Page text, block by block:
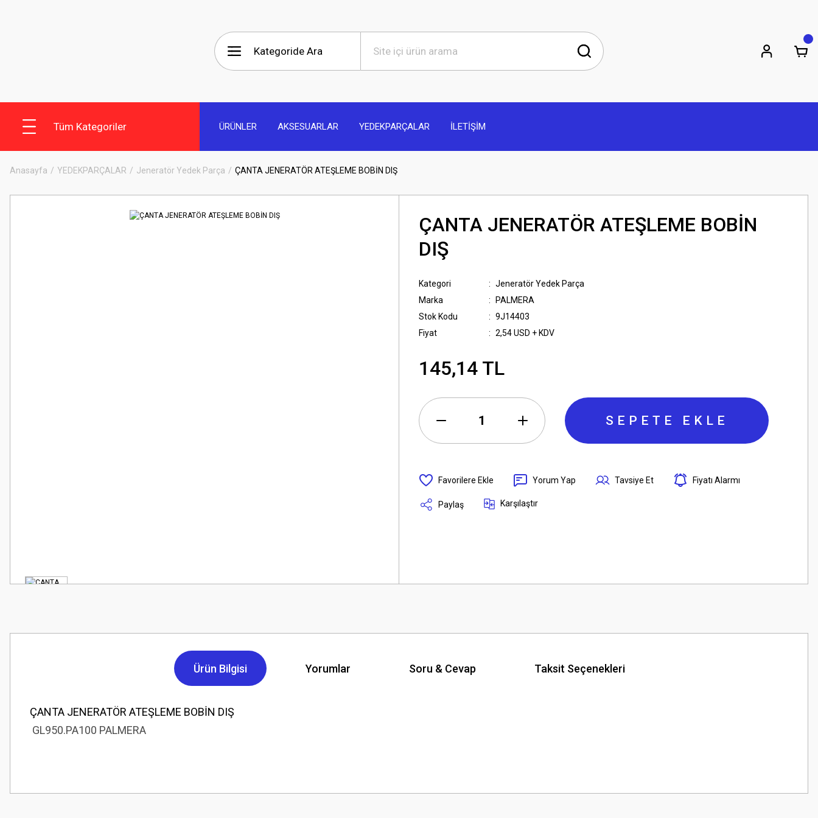
Tüm Kategoriler ÜRÜNLER AKSESUARLAR YEDEKPARÇALAR İLETİŞİM
Anasayfa YEDEKPARÇALAR Jeneratör Yedek Parça ÇANTA JENERATÖR ATEŞLEME BOBİN DIŞ
ÇANTA JENERATÖR ATEŞLEME BOBİN
DIŞ
Kategori
Jeneratör Yedek Parça
Marka
PALMERA
Stok Kodu
9J14403
Fiyat
2,54 USD + KDV
145,14 TL
SEPETE EKLE
Yorum Yap Tavsiye Et Fiyatı Alarmı
Paylaş Karşılaştır
Ürün Bilgisi Yorumlar Soru & Cevap Taksit Seçenekleri
ÇANTA JENERATÖR ATEŞLEME BOBİN DIŞ
GL950.PA100 PALMERA